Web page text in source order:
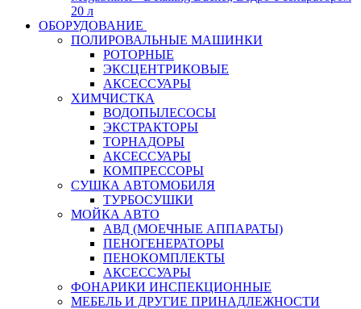
20 л
ОБОРУДОВАНИЕ
ПОЛИРОВАЛЬНЫЕ МАШИНКИ
РОТОРНЫЕ
ЭКСЦЕНТРИКОВЫЕ
АКСЕССУАРЫ
ХИМЧИСТКА
ВОДОПЫЛЕСОСЫ
ЭКСТРАКТОРЫ
ТОРНАДОРЫ
АКСЕССУАРЫ
КОМПРЕССОРЫ
СУШКА АВТОМОБИЛЯ
ТУРБОСУШКИ
МОЙКА АВТО
АВД (МОЕЧНЫЕ АППАРАТЫ)
ПЕНОГЕНЕРАТОРЫ
ПЕНОКОМПЛЕКТЫ
АКСЕССУАРЫ
ФОНАРИКИ ИНСПЕКЦИОННЫЕ
МЕБЕЛЬ И ДРУГИЕ ПРИНАДЛЕЖНОСТИ